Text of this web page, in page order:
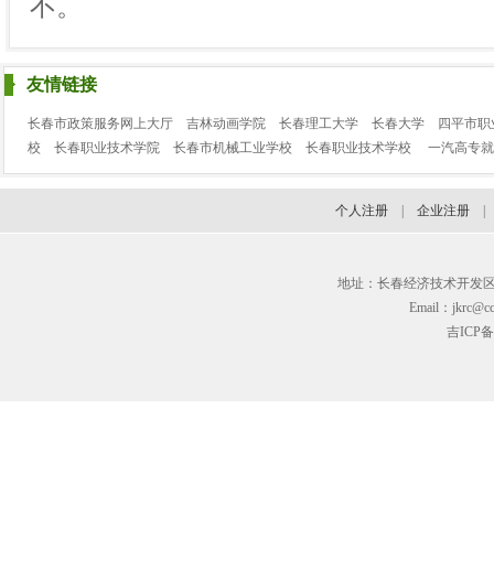
不。
友情链接
长春市政策服务网上大厅 吉林动画学院 长春理工大学 长春大学
四平市
校
长春职业技术学院 长春市机械工业学校 长春职业技术学校 一汽高专
个人注册 企业注册
地址：长春经济技术开发
Email：
吉ICP